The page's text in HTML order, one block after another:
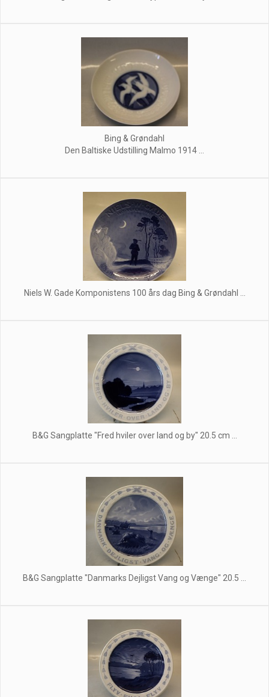
Bing & Grøndahl
Den Baltiske Udstilling Malmo 1914 ...
Niels W. Gade Komponistens 100 års dag Bing & Grøndahl ...
B&G Sangplatte "Fred hviler over land og by" 20.5 cm ...
B&G Sangplatte "Danmarks Dejligst Vang og Vænge" 20.5 ...